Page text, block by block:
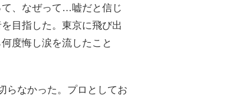
、なぜって…嘘だと信じ
目指した。東京に飛び出
度悔し涙を流したこと
らなかった。プロとしてお